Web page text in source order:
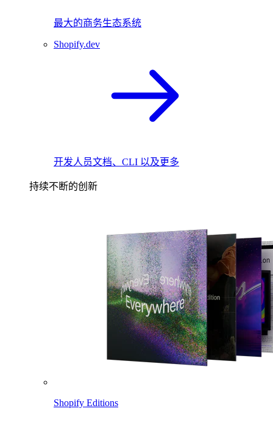
最大的商务生态系统
Shopify.dev
开发人员文档、CLI 以及更多
持续不断的创新
Shopify Editions